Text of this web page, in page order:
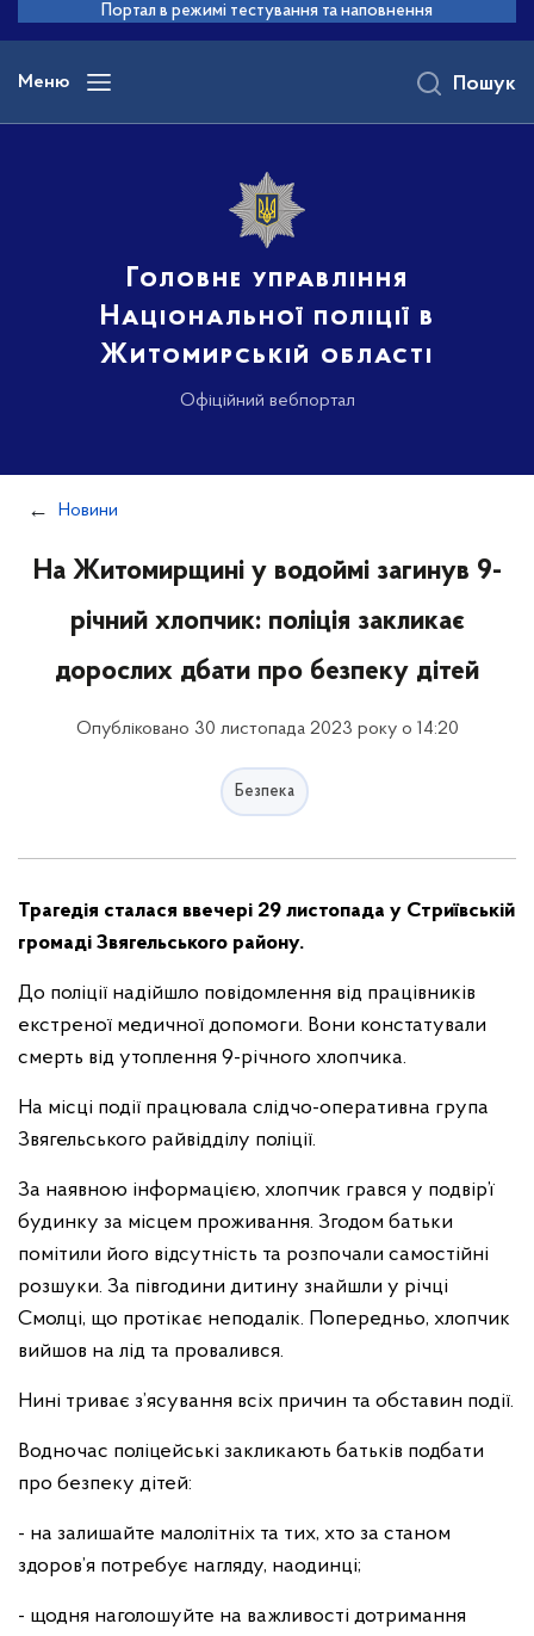
основного
вмісту
Портал в режимі тестування та наповнення
Меню
Головне управління
Національної поліції в
Житомирській області
Офіційний вебпортал
Пошук
Новини
На Житомирщині у водоймі загинув 9-
річний хлопчик: поліція закликає
дорослих дбати про безпеку дітей
Опубліковано 30 листопада 2023 року о 14:20
Безпека
Трагедія сталася ввечері 29 листопада у Стриївській
громаді Звягельського району.
До поліції надійшло повідомлення від працівників
екстреної медичної допомоги. Вони констатували
смерть від утоплення 9-річного хлопчика.
На місці події працювала слідчо-оперативна група
Звягельського райвідділу поліції.
За наявною інформацією, хлопчик грався у подвір’ї
будинку за місцем проживання. Згодом батьки
помітили його відсутність та розпочали самостійні
розшуки. За півгодини дитину знайшли у річці
Смолці, що протікає неподалік. Попередньо, хлопчик
вийшов на лід та провалився.
Нині триває з’ясування всіх причин та обставин події.
Водночас поліцейські закликають батьків подбати
про безпеку дітей:
- на залишайте малолітніх та тих, хто за станом
здоров’я потребує нагляду, наодинці;
- щодня наголошуйте на важливості дотримання